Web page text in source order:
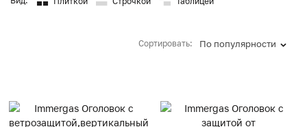
Сортировать: По популярности